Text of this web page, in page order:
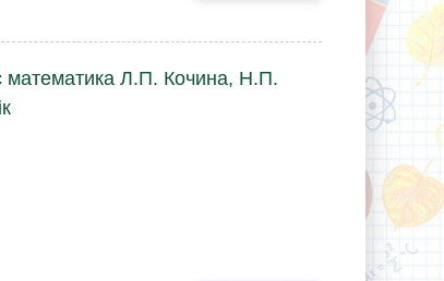
математика Л.П. Кочина, Н.П.